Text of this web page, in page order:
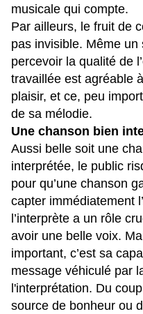
musicale qui compte.
Par ailleurs, le fruit de
pas invisible. Même
percevoir la qualité de
travaillée est agréable
plaisir, et ce, peu
de sa mélodie.
Une chanson bien
Aussi belle soit une
interprétée, le public
pour qu’une chanson
capter immédiatement
l’interprète a un rôle
avoir une belle voix.
important, c’est sa
message véhiculé par
l'interprétation. Du
source de bonheur ou